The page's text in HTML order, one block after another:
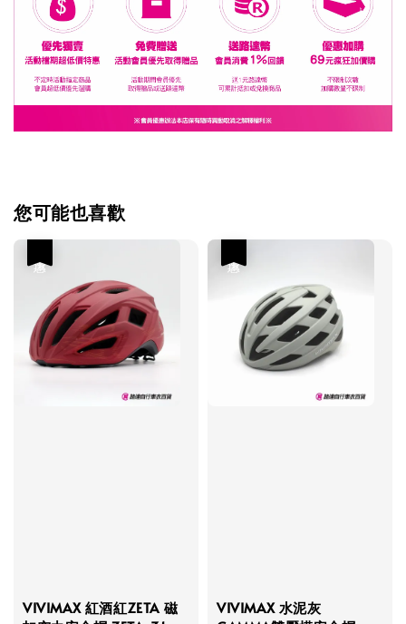
您可能也喜歡
VIVIMAX 紅酒紅ZETA 磁
VIVIMAX 水泥灰